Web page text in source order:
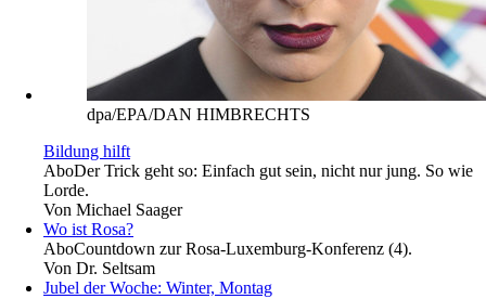
dpa/EPA/DAN HIMBRECHTS
Bildung hilft
AboDer Trick geht so: Einfach gut sein, nicht nur jung. So wie
Lorde.
Von Michael Saager
Wo ist Rosa?
AboCountdown zur Rosa-Luxemburg-Konferenz (4).
Von Dr. Seltsam
Jubel der Woche: Winter, Montag